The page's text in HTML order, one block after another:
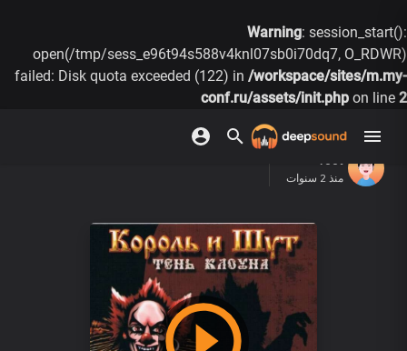
Warning: session_start():
open(/tmp/sess_e96t94s588v4knl07sb0i70dq7, O_RDWR)
failed: Disk quota exceeded (122) in /workspace/sites/m.my-
conf.ru/assets/init.php on line 2
منذ 2 سنوات